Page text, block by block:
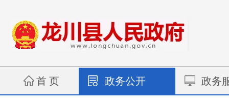
首 页 政务公开 政务